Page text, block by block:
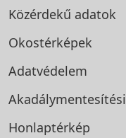
Közérdekű adatok
Okostérképek
Adatvédelem
Akadálymentesítési
Honlaptérkép